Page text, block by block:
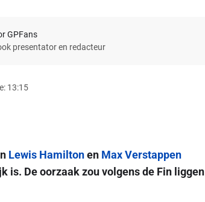
GPFans
presentator en redacteur
13:15
Lewis Hamiltonen Max Verstappen
is. De oorzaak zou volgens de Fin liggen